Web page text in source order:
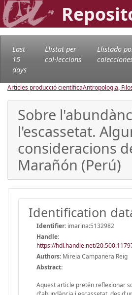
Last
15
days
Llistat per
col·leccions
Llistado
Articles producció científicaAntropologia,
Sobre
l'escassetat.
consideracions
Marañón (Perú)
Identification
Identifier: imarina:5132982
Handle:
https://hdl.handle.net/
Authors: Mireia Campanera Reig
Abstract:
Aquest article pretén reflexionar